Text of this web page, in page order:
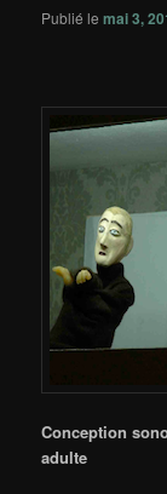
Publié lemai 3,
Conception
adulte